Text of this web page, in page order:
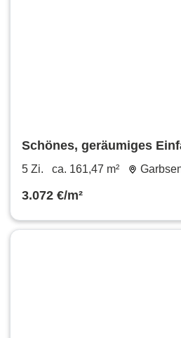
Schönes, geräumiges
Alt-Garbsen
5 Zi. ca. 161,47 m²
3.072 €/m²